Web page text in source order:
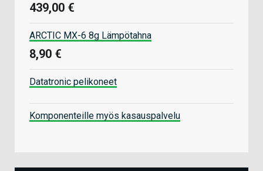
439,00 €
ARCTIC MX-6 8g Lämpötahna
8,90 €
Datatronic pelikoneet
Komponenteille myös kasauspalvelu